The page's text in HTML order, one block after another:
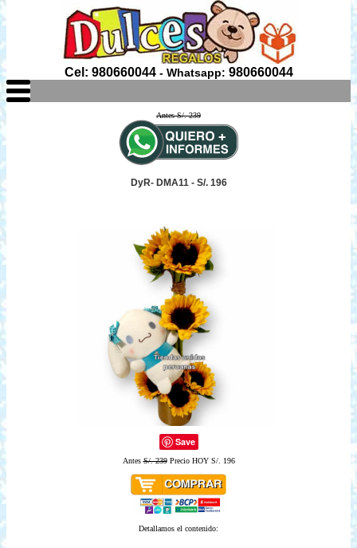
Cel: 980660044- Whatsapp: 980660044
Antes S/. 239
DyR- DMA11 - S/. 196
Save
AntesS/. 239Precio HOY S/. 196
Detallamos el contenido: